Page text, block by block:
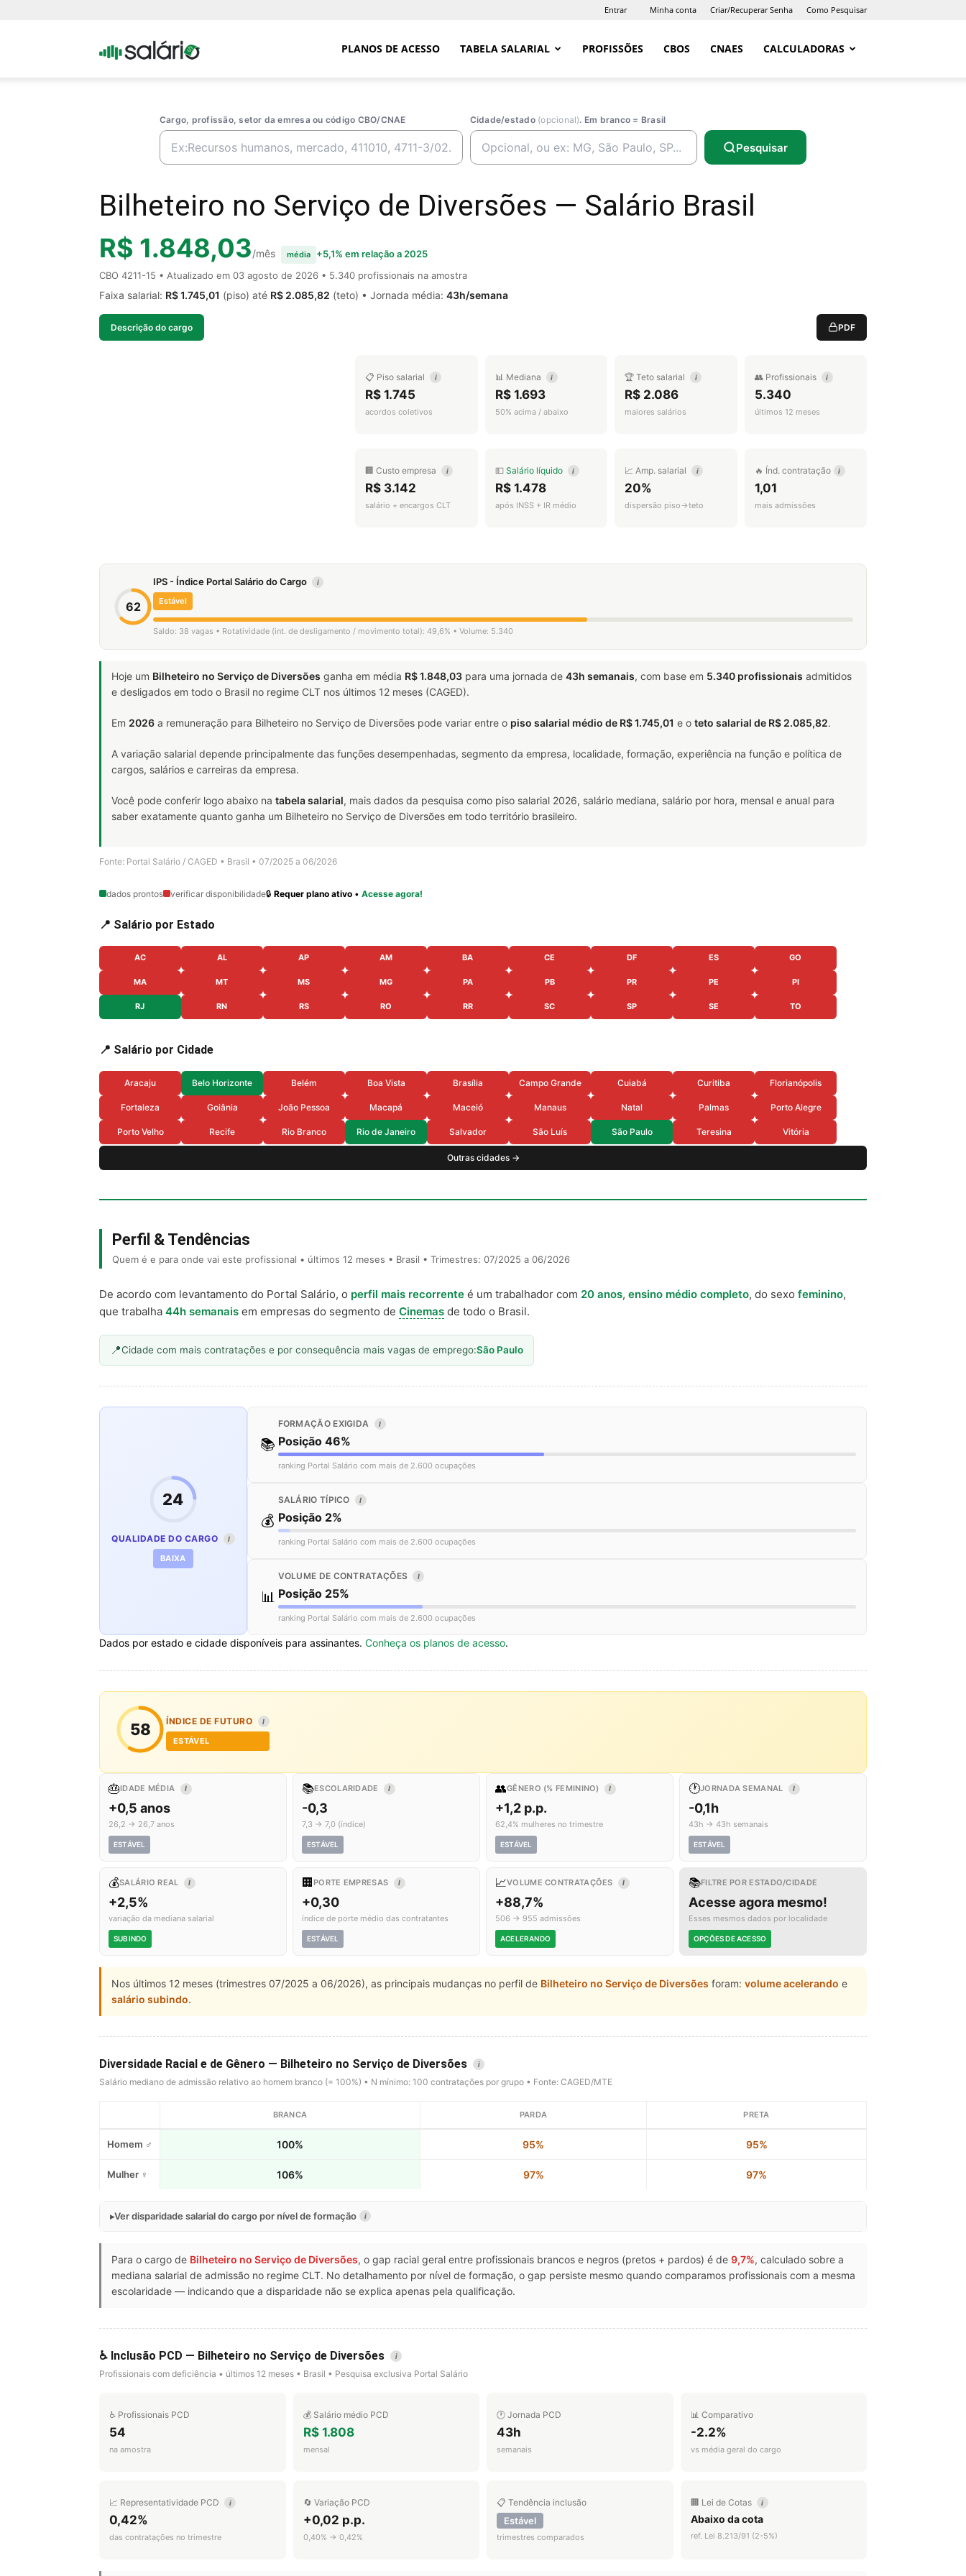
Entrar Minha conta Criar/Recuperar Senha Como Pesquisar
Portal PLANOS DE ACESSO TABELA SALARIAL PROFISSÕES CBOS CNAES CALCULADORAS
Cargo, profissão, setor da emresa ou código CBO/CNAE Cidade/estado (opcional). Em branco = Brasil
Pesquisar
Bilheteiro no Serviço de Diversões — Salário Brasil
R$ 1.848,03/mês média
+5,1% em relação a 2025
CBO 4211-15 • Atualizado em 03 agosto de 2026 • 5.340 profissionais na amostra
Faixa salarial: R$ 1.745,01 (piso) até R$ 2.085,82 (teto) • Jornada média: 43h/semana
Descrição do cargo PDF
📋 Piso salarial i
R$ 1.745
acordos coletivos
📊 Mediana i
R$ 1.693
50% acima / abaixo
🏆 Teto salarial i
R$ 2.086
maiores salários
👥 Profissionais i
5.340
últimos 12 meses
🏢 Custo empresa i
R$ 3.142
salário + encargos CLT
💵 Salário líquido i
R$ 1.478
após INSS + IR médio
📈 Amp. salarial i
20%
dispersão piso→teto
🔥 Índ. contratação i
1,01
mais admissões
62
IPS - Índice Portal Salário do Cargo i
Estável
Saldo: 38 vagas • Rotatividade (int. de desligamento / movimento total): 49,6% • Volume: 5.340
Hoje um Bilheteiro no Serviço de Diversões ganha em média R$ 1.848,03 para uma jornada de 43h semanais, com base em 5.340 profissionais admitidos
e desligados em todo o Brasil no regime CLT nos últimos 12 meses (CAGED).
Em 2026 a remuneração para Bilheteiro no Serviço de Diversões pode variar entre o piso salarial médio de R$ 1.745,01 e o teto salarial de R$ 2.085,82.
A variação salarial depende principalmente das funções desempenhadas, segmento da empresa, localidade, formação, experiência na função e política de
cargos, salários e carreiras da empresa.
Você pode conferir logo abaixo na tabela salarial, mais dados da pesquisa como piso salarial 2026, salário mediana, salário por hora, mensal e anual para
saber exatamente quanto ganha um Bilheteiro no Serviço de Diversões em todo território brasileiro.
Fonte: Portal Salário / CAGED • Brasil • 07/2025 a 06/2026
dados prontos verificar disponibilidade🔒 Requer plano ativo • Acesse agora!
📍 Salário por Estado
AC AL AP AM BA CE DF ES GO
MA MT MS MG PA PB PR PE PI
RJ RN RS RO RR SC SP SE TO
📍 Salário por Cidade
Aracaju Belo Horizonte Belém Boa Vista Brasília Campo Grande Cuiabá Curitiba Florianópolis
Fortaleza Goiânia João Pessoa Macapá Maceió Manaus Natal Palmas Porto Alegre
Porto Velho Recife Rio Branco Rio de Janeiro Salvador São Luís São Paulo Teresina Vitória
Outras cidades →
Perfil & Tendências
Quem é e para onde vai este profissional • últimos 12 meses • Brasil • Trimestres: 07/2025 a 06/2026
De acordo com levantamento do Portal Salário, o perfil mais recorrente é um trabalhador com 20 anos, ensino médio completo, do sexo feminino,
que trabalha 44h semanais em empresas do segmento de Cinemas de todo o Brasil.
Cidade com mais contratações e por consequência mais vagas de emprego:São Paulo
24
QUALIDADE DO CARGO I
BAIXA
📚
FORMAÇÃO EXIGIDA I
Posição 46%
ranking Portal Salário com mais de 2.600 ocupações
💰
SALÁRIO TÍPICO I
Posição 2%
ranking Portal Salário com mais de 2.600 ocupações
📊
VOLUME DE CONTRATAÇÕES I
Posição 25%
ranking Portal Salário com mais de 2.600 ocupações
Dados por estado e cidade disponíveis para assinantes. Conheça os planos de acesso.
58 ÍNDICE DE FUTURO I
ESTÁVEL
🎂IDADE MÉDIA I
+0,5 anos
26,2 → 26,7 anos
ESTÁVEL
📚ESCOLARIDADE I
-0,3
7,3 → 7,0 (índice)
ESTÁVEL
👥GÊNERO (% FEMININO) I
+1,2 p.p.
62,4% mulheres no trimestre
ESTÁVEL
🕐JORNADA SEMANAL I
-0,1h
43h → 43h semanais
ESTÁVEL
💰SALÁRIO REAL I
+2,5%
variação da mediana salarial
SUBINDO
🏢 PORTE EMPRESAS I
+0,30
índice de porte médio das contratantes
ESTÁVEL
📈VOLUME CONTRATAÇÕES I
+88,7%
506 → 955 admissões
ACELERANDO
📚FILTRE POR ESTADO/CIDADE
Acesse agora mesmo!
Esses mesmos dados por localidade
OPÇÕES DE ACESSO
Nos últimos 12 meses (trimestres 07/2025 a 06/2026), as principais mudanças no perfil de Bilheteiro no Serviço de Diversões foram: volume acelerando e
salário subindo.
Diversidade Racial e de Gênero — Bilheteiro no Serviço de Diversões i
Salário mediano de admissão relativo ao homem branco (= 100%) • N mínimo: 100 contratações por grupo • Fonte: CAGED/MTE
BRANCA PARDA PRETA
Homem ♂ 100% 95% 95%
Mulher ♀ 106% 97% 97%
Ver disparidade salarial do cargo por nível de formação i
Para o cargo de Bilheteiro no Serviço de Diversões, o gap racial geral entre profissionais brancos e negros (pretos + pardos) é de 9,7%, calculado sobre a
mediana salarial de admissão no regime CLT. No detalhamento por nível de formação, o gap persiste mesmo quando comparamos profissionais com a mesma
escolaridade — indicando que a disparidade não se explica apenas pela qualificação.
♿ Inclusão PCD — Bilheteiro no Serviço de Diversões i
Profissionais com deficiência • últimos 12 meses • Brasil • Pesquisa exclusiva Portal Salário
♿ Profissionais PCD
54
na amostra
💰 Salário médio PCD
R$ 1.808
mensal
🕐 Jornada PCD
43h
semanais
📊 Comparativo
-2.2%
vs média geral do cargo
📈 Representatividade PCD i
0,42%
das contratações no trimestre
🔄 Variação PCD
+0,02 p.p.
0,40% → 0,42%
📋 Tendência inclusão
Estável
trimestres comparados
🏢 Lei de Cotas i
Abaixo da cota
ref. Lei 8.213/91 (2-5%)